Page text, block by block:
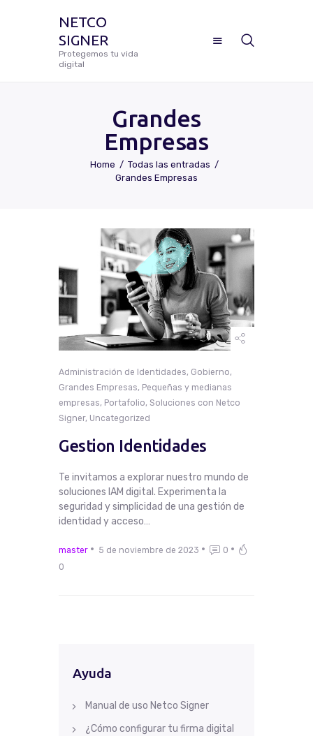
NETCO
SIGNER
Protegemos tu vida
digital
Grandes
Empresas
Home
Todas las entradas
Grandes Empresas
NETCO SIGNER
Manual De Uso Netco Signer
¿Cómo Configurar Tu Firma
Preguntas Frecuentes
Solicitar Soporte
Administración de Identidades, Gobierno,
Grandes Empresas, Pequeñas y medianas
empresas, Portafolio, Soluciones con Netco
Signer, Uncategorized
Gestion Identidades
Te invitamos a explorar nuestro mundo de
soluciones IAM digital. Experimenta la
seguridad y simplicidad de una gestión de
identidad y acceso…
master 5 de noviembre de 2023
0
0
Ayuda
Manual de uso Netco Signer
¿Cómo configurar tu firma digital